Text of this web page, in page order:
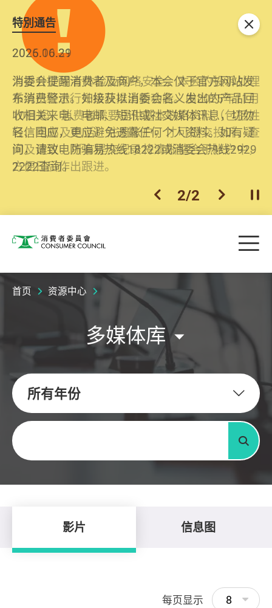
特別通告
2026.06.29
消委会提醒消费者及商户，本会仅于官方网站发
布消费警示。如接获以消委会名义发出的产品回
收相关来电、电邮、短讯或社交媒体讯息，切勿
轻信回应，更应避免透露任何个人资料。如有疑
问，请致电防骗易热线18222或消委会热线2929
2222查询。
2025.10.31
为提升使用者体验及网络安全，本会的投诉处理
系统已经进行升级及推出新功能。由2025年11月
10日起，消费者需要提供基本联络资料（包括姓
名、电邮及电话）注册帐户，才可提交投诉、查
询及建议。所有提交纪录将清晰整合于帐户中，
方便日后作出跟进。
上一个
2/2 下一个开
关闭
消费者委员会 目
首页 资源中心
多媒体库
所有年份
关键字
搜寻
影片 信息图
每页显示 8